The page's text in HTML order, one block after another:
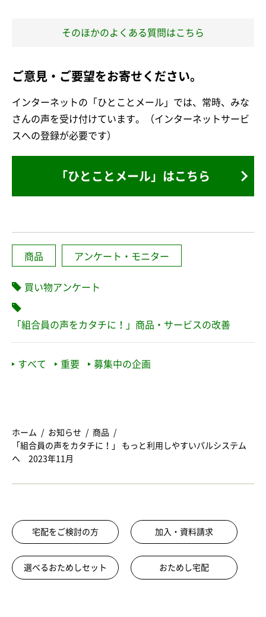
そのほかのよくある質問はこちら
ご意見・ご要望をお寄せください。
インターネットの「ひとことメール」では、常時、みな
さんの声を受け付けています。（インターネットサービ
スへの登録が必要です）
「ひとことメール」はこちら
商品 アンケート・モニター
買い物アンケート
「組合員の声をカタチに！」商品・サービスの改善
すべて 重要 募集中の企画
ホーム お知らせ
商品
「組合員の声をカタチに！」 もっと利用しやすいパルシステム
へ 2023年11月
宅配をご検討の方 加入・資料請求
選べるおためしセット おためし宅配